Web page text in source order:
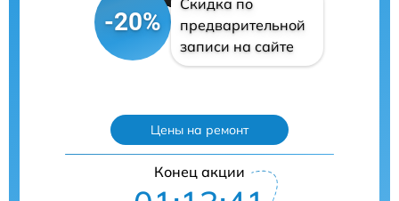
-20%
Скидка по
предварительной
записи на сайте
Цены на ремонт
Конец акции